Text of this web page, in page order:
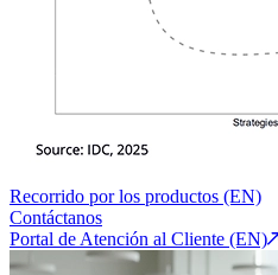
Recorrido por los productos (EN)
Contáctanos
Portal de Atención al Cliente (EN)